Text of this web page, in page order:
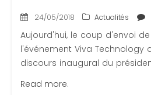
24/05/2018 Actualités
Aujourd'hui, le coup d'envoi
l'événement Viva Technology
discours inaugural du
Read more.